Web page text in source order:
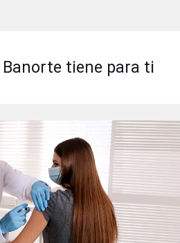
Banorte tiene para ti